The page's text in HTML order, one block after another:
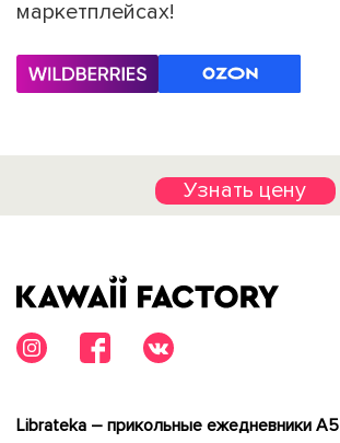
маркетплейсах!
Узнать цену
Librateka – прикольные ежедневники А5